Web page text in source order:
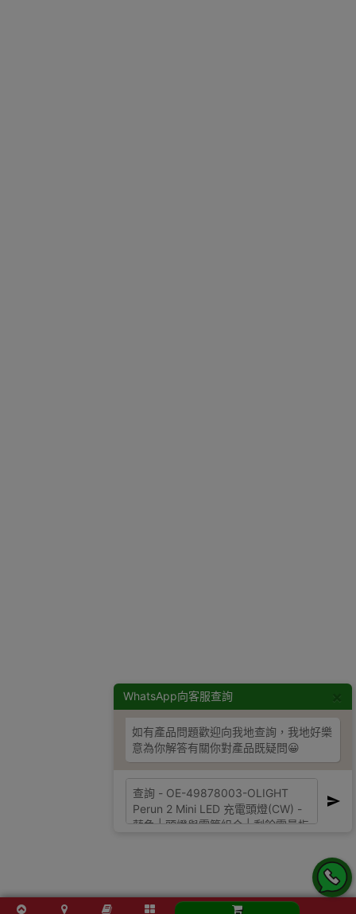
WhatsApp向客服查詢
如有產品問題歡迎向我地查詢，我地好樂
意為你解答有關你對產品既疑問😀